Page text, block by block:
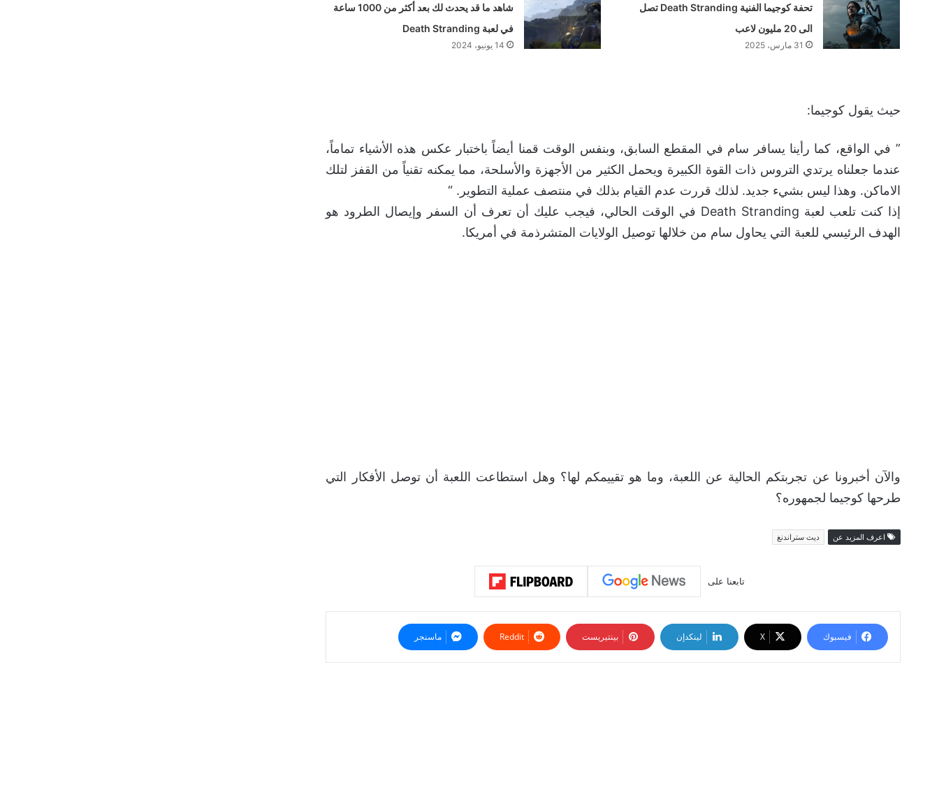
تحفة كوجيما الفنية Death Stranding تصل
الى 20 مليون لاعب
31 مارس، 2025
شاهد ما قد يحدث لك بعد أكثر من 1000 ساعة
في لعبة Death Stranding
14 يونيو، 2024
حيث يقول كوجيما:
” في الواقع، كما رأينا يسافر سام في المقطع السابق، وبنفس الوقت قمنا أيضاً باختبار عكس هذه الأشياء تماماً،
عندما جعلناه يرتدي التروس ذات القوة الكبيرة ويحمل الكثير من الأجهزة والأسلحة، مما يمكنه تقنياً من القفز لتلك
الاماكن. وهذا ليس بشيء جديد. لذلك قررت عدم القيام بذلك في منتصف عملية التطوير. “
إذا كنت تلعب لعبة Death Stranding في الوقت الحالي، فيجب عليك أن تعرف أن السفر وإيصال الطرود هو
الهدف الرئيسي للعبة التي يحاول سام من خلالها توصيل الولايات المتشرذمة في أمريكا.
والآن أخبرونا عن تجربتكم الحالية عن اللعبة، وما هو تقييمكم لها؟ وهل استطاعت اللعبة أن توصل الأفكار التي
طرحها كوجيما لجمهوره؟
اعرف المزيد عن ديث ستراندنغ
تابعنا على
فيسبوك ‫X لينكدإن بينتيريست ‏Reddit ماسنجر